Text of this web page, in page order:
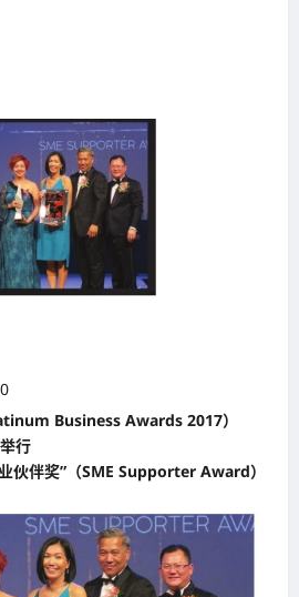
Business Awards 2017）
行
伙伴奖”（SME Supporter Award）